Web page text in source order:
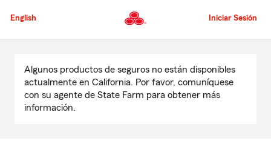
al
principal
English Iniciar Sesión
contenido
principal
Algunos productos de seguros no están disponibles
actualmente en California. Por favor, comuníquese
con su agente de State Farm para obtener más
información.